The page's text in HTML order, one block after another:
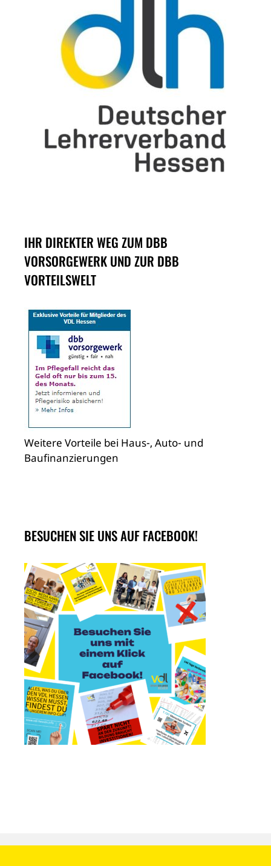
IHR DIREKTER WEG ZUM DBB
VORSORGEWERK UND ZUR DBB
VORTEILSWELT
Weitere Vorteile bei Haus-, Auto- und
Baufinanzierungen
BESUCHEN SIE UNS AUF FACEBOOK!